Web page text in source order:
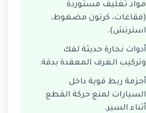
مواد تغليف مستوردة
(فقاعات، كرتون مضغوط،
استرتش).
أدوات نجارة حديثة لفك
وتركيب الغرف المعقدة بدقة.
أحزمة ربط قوية داخل
السيارات لمنع حركة القطع
أثناء السير.